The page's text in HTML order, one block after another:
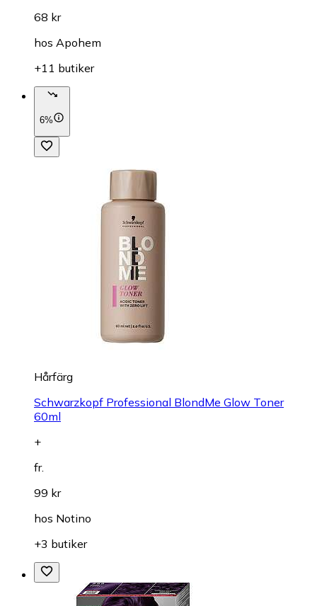
68 kr
hos Apohem
+11 butiker
6%
Hårfärg
Schwarzkopf Professional BlondMe Glow Toner
60ml
+
fr.
99 kr
hos Notino
+3 butiker